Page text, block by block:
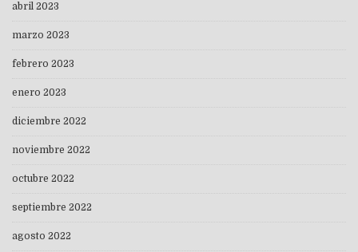
abril 2023
marzo 2023
febrero 2023
enero 2023
diciembre 2022
noviembre 2022
octubre 2022
septiembre 2022
agosto 2022